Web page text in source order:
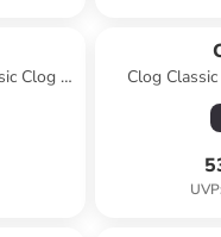
Clog in
Clog
UVP: